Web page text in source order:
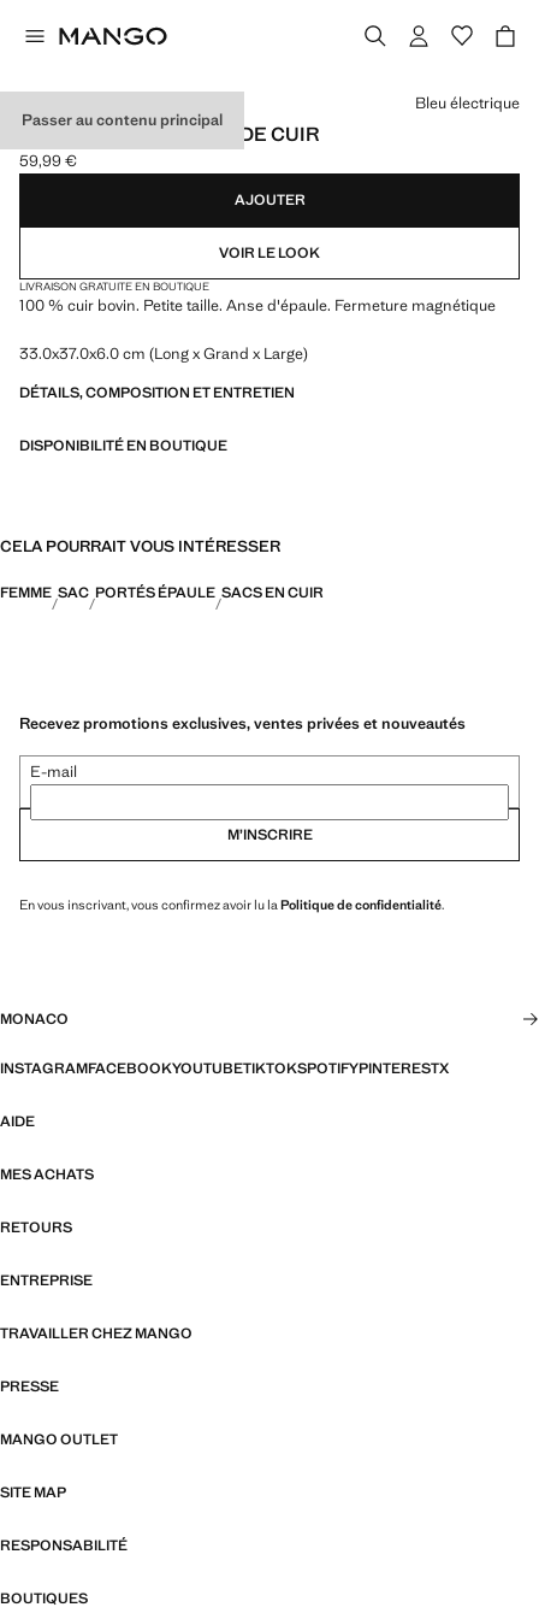
Passer au contenu principal
PETIT SAC EN CROÛTE DE CUIR
Prix actuel [59,99 € ]
59,99 €
Choisissez une couleur
Bleu électrique
AJOUTER
VOIR LE LOOK
LIVRAISON GRATUITE EN BOUTIQUE
100 % cuir bovin. Petite taille. Anse d'épaule. Fermeture magnétique
33.0x37.0x6.0 cm (Long x Grand x Large)
DÉTAILS, COMPOSITION ET ENTRETIEN
DISPONIBILITÉ EN BOUTIQUE
CELA POURRAIT VOUS INTÉRESSER
FEMME SAC PORTÉS ÉPAULE SACS EN CUIR
Recevez promotions exclusives, ventes privées et nouveautés
E-mail
M’INSCRIRE
En vous inscrivant, vous confirmez avoir lu la Politique de confidentialité.
MONACO
INSTAGRAMFACEBOOKYOUTUBETIKTOKSPOTIFYPINTERESTX
AIDE
MES ACHATS
RETOURS
ENTREPRISE
TRAVAILLER CHEZ MANGO
PRESSE
MANGO OUTLET
SITE MAP
RESPONSABILITÉ
BOUTIQUES